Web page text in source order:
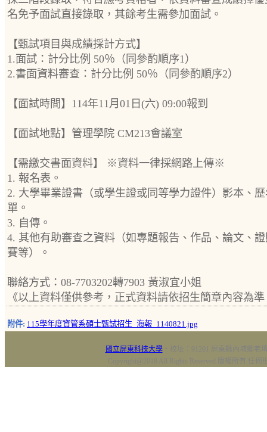
名免予面試直接錄取，其餘考生需參加面試。
【甄試項目與成績採計方式】
1.面試：計分比例 50％（同參酌順序1）
2.書面資料審查：計分比例 50％（同參酌順序2）
【面試時間】114年11月01日(六) 09:00報到
【面試地點】管理學院 CM213會議室
【需繳交書面資料】 ※資料一律採網路上傳※
1. 報名表。
2. 大學畢業證書（或學生證或同等學力證件）影本、
單。
3. 自傳。
4. 其他有助審查之資料（如專題報告、作品、論文、
賽等）。
聯絡方式：08-7703202轉7903 黃淑宜小姐
《以上資料僅供參考，正式資料請依招生簡章內容為
附件: 115學年度資管系碩士甄試招生_海報_1140821.jpg
國立屏東科技大學‧校址：91201 屏東縣內埔鄉老